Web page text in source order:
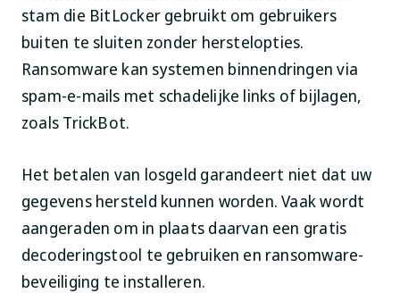
stam die BitLocker gebruikt om gebruikers
buiten te sluiten zonder herstelopties.
Ransomware kan systemen binnendringen via
spam-e-mails met schadelijke links of bijlagen,
zoals TrickBot.
Het betalen van losgeld garandeert niet dat uw
gegevens hersteld kunnen worden. Vaak wordt
aangeraden om in plaats daarvan een gratis
decoderingstool te gebruiken en ransomware-
beveiliging te installeren.